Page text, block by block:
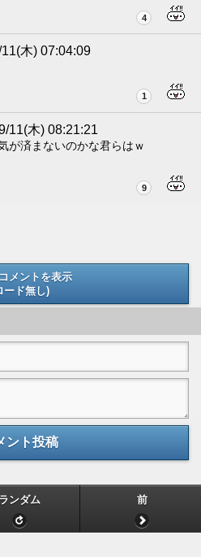
4
木) 07:04:09
1
11(木) 08:21:21
が済まないのかな君らはｗ
9
メントを表示
ード無し)
ント投稿
ランダム 前